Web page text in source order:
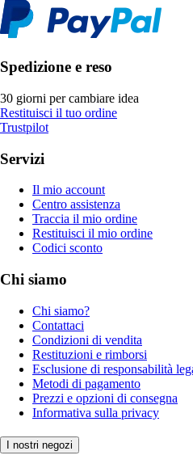
Spedizione e reso
30 giorni per cambiare idea
Restituisci il tuo ordine
Trustpilot
Servizi
Il mio account
Centro assistenza
Traccia il mio ordine
Restituisci il mio ordine
Codici sconto
Chi siamo
Chi siamo?
Contattaci
Condizioni di vendita
Restituzioni e rimborsi
Esclusione di responsabilità
Metodi di pagamento
Prezzi e opzioni di consegna
Informativa sulla privacy
I nostri negozi